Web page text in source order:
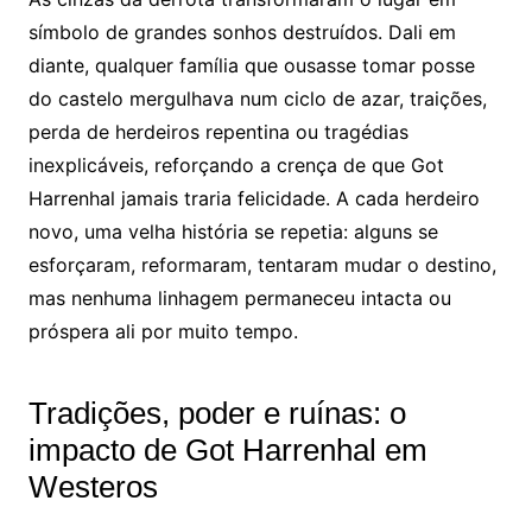
símbolo de grandes sonhos destruídos. Dali em
diante, qualquer família que ousasse tomar posse
do castelo mergulhava num ciclo de azar, traições,
perda de herdeiros repentina ou tragédias
inexplicáveis, reforçando a crença de que Got
Harrenhal jamais traria felicidade. A cada herdeiro
novo, uma velha história se repetia: alguns se
esforçaram, reformaram, tentaram mudar o destino,
mas nenhuma linhagem permaneceu intacta ou
próspera ali por muito tempo.
Tradições, poder e ruínas: o
impacto de Got Harrenhal em
Westeros